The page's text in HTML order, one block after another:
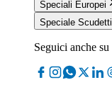
Speciali Europei
Speciale Scudetti
Seguici anche su